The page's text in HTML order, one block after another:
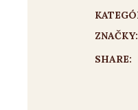
ZNAČKY:
SHARE: